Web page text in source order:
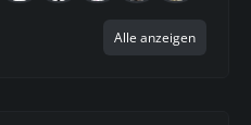
Alle anzeigen